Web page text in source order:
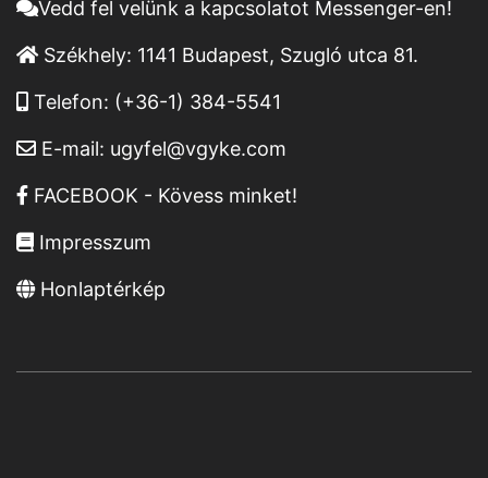
Vedd fel velünk a kapcsolatot Messenger-en!
Székhely: 1141 Budapest, Szugló utca 81.
Telefon: (+36-1) 384-5541
E-mail: ugyfel@vgyke.com
FACEBOOK - Kövess minket!
Impresszum
Honlaptérkép